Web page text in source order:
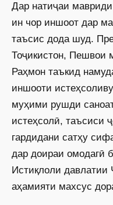
Дар натиҷаи
ин чор иншоот дар
таъсис дода шуд.
Тоҷикистон, Пешвои
Раҳмон таъкид
иншооти
муҳими рушди
истеҳсолӣ, таъсиси
гардидани сатҳу
дар доираи омодагӣ
Истиқлоли давлатии
аҳамияти махсус